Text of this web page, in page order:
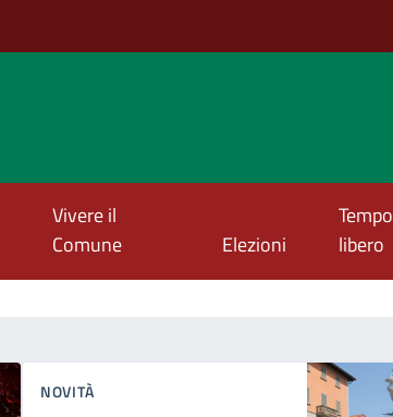
Vivere il
Comune
Elezioni
Tempo
libero
NOVITÀ